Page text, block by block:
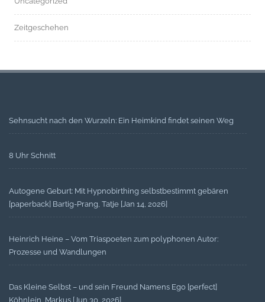
Zeitgeschehen
Sehnsucht nach den Wurzeln: Ein Heimkind findet seinen Weg
8 Uhr Schnitt
Autogene Geburt: Mit Hypnobirthing selbstbestimmt gebären
[paperback] Bartig-Prang, Tatje [Jan 14, 2026]
Heinrich Heine – Vom Triaspoeten zum polyphonen Autor:
Prozesse und Wandlungen
Das Kleine Selbst – und sein Freund Namens Ego [perfect]
Köhnlein, Markus [Jun 30, 2026]